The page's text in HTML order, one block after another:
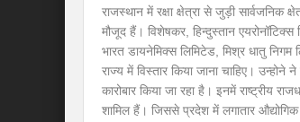
राजस्थान में रक्षा क्षेत्रा से जुड़ी सार्वजनिक
मौजूद हैं। विशेषकर, हिन्दुस्तान एयरोनॉटिक्स
भारत डायनेमिक्स लिमिटेड, मिश्र धातु निगम
राज्य में विस्तार किया जाना चाहिए। उन्होने
कारोबार किया जा रहा है। इनमें राष्ट्रीय
शामिल हैं। जिससे प्रदेश में लगातार औद्योगिक